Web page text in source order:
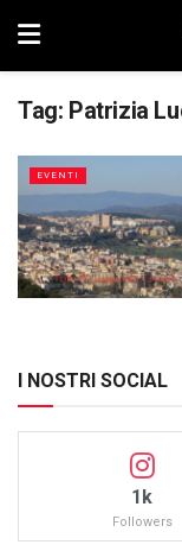
Tag: Patrizia
EVENTI
I NOSTRI SOCIAL
1k
Followers